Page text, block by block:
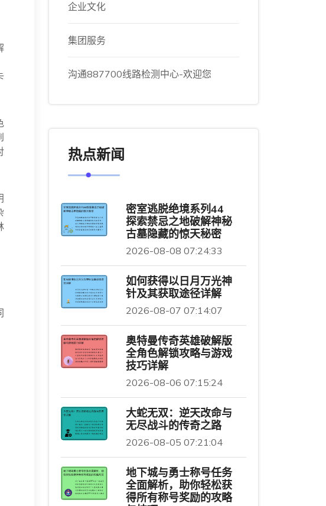
企业文化
集团服务
沟通887700线路检测中心-欢迎您
热点新闻
密室逃脱绝境系列44
探索禁忌之地破解神秘
古墓隐藏的惊天秘密
2026-08-08 07:24:33
如何获得以日月万光神
针及其获取途径详解
2026-08-07 07:14:07
奥特曼传奇英雄破解版
全角色解锁攻略与游戏
技巧详解
2026-08-06 07:15:24
大蛇无双：逆天改命与
无尽战斗的传奇之路
2026-08-05 07:21:04
地下城与勇士称号任务
全面解析，助你轻松获
得所有称号奖励的攻略